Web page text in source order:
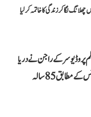
لگا کر زندگی کا خاتمہ کر لیا
پروڈیوسر کے راجن نے دریا
میں چھلانگ لگا کر خودکشی کر لی۔ بھارتی میڈیا رپورٹس کے مطابق 85 سالہ